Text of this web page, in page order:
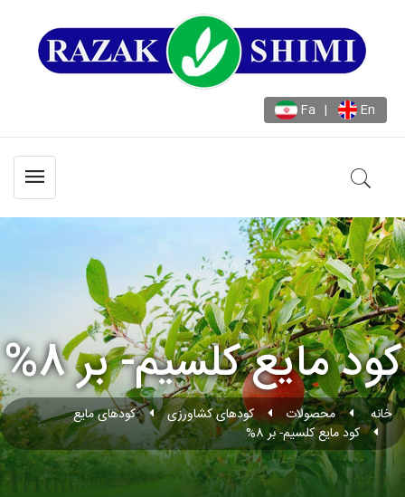
Fa | En
کود مایع کلسیم- بر 8%
خانه محصولات کودهای کشاورزی
کودهای مایع
کود مایع کلسیم- بر 8%